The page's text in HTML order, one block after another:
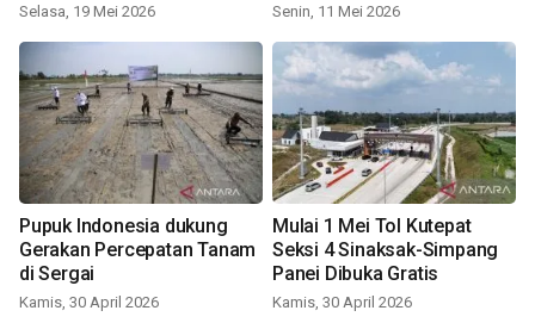
Selasa, 19 Mei 2026 Senin, 11 Mei 2026
Pupuk Indonesia dukung
Gerakan Percepatan Tanam
di Sergai
Kamis, 30 April 2026
Mulai 1 Mei Tol Kutepat
Seksi 4 Sinaksak-Simpang
Panei Dibuka Gratis
Kamis, 30 April 2026